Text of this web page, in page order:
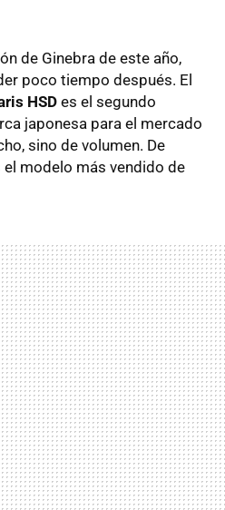
de Ginebra de este año,
poco tiempo después. El
HSDes el segundo
japonesa para el mercado
sino de volumen. De
el modelo más vendido de